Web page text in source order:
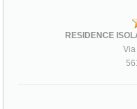
RESIDENCE